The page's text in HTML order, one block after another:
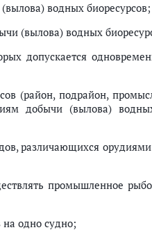
водных биоресурсов;
(вылова) водных
допускается
(район, подрайон,
добычи (вылова)
различающихся
промышленное
одно судно;